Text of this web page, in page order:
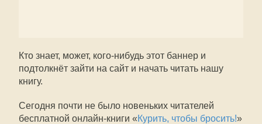
Кто знает, может, кого-нибудь этот баннер и
подтолкнёт зайти на сайт и начать читать нашу
книгу.
Сегодня почти не было новеньких читателей
бесплатной онлайн-книги «Курить, чтобы бросить!»